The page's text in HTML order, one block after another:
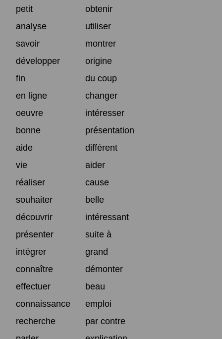
petit
obtenir
analyse
utiliser
savoir
montrer
développer
origine
fin
du coup
en ligne
changer
oeuvre
intéresser
bonne
présentation
aide
différent
vie
aider
réaliser
cause
souhaiter
belle
découvrir
intéressant
présenter
suite à
intégrer
grand
connaître
démonter
effectuer
beau
connaissance
emploi
recherche
par contre